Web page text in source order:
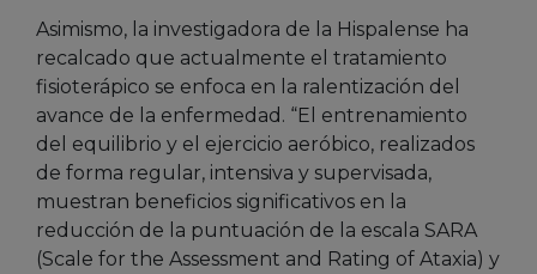
Asimismo, la investigadora de la Hispalense ha
recalcado que actualmente el tratamiento
fisioterápico se enfoca en la ralentización del
avance de la enfermedad. “El entrenamiento
del equilibrio y el ejercicio aeróbico, realizados
de forma regular, intensiva y supervisada,
muestran beneficios significativos en la
reducción de la puntuación de la escala SARA
(Scale for the Assessment and Rating of Ataxia) y